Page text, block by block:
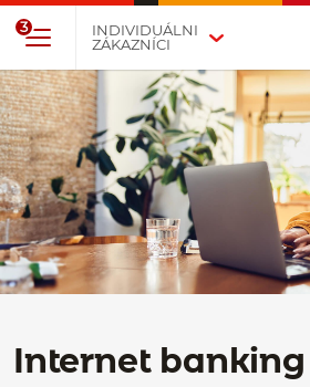
INDIVIDUÁLNI
ZÁKAZNÍCI
3
Internet banking